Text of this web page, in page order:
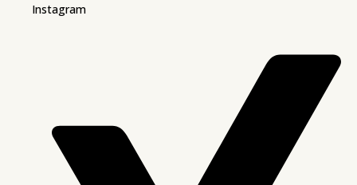
Instagram